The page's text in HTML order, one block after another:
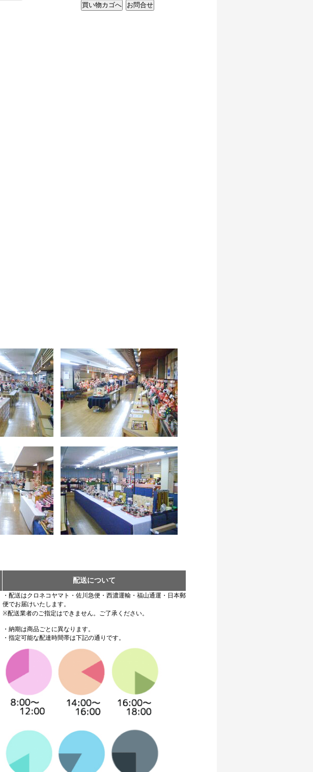
配送について
・配送はクロネコヤマト・佐川急便・西濃運輸・福山通運・日本郵
便でお届けいたします。
※配送業者のご指定はできません。ご了承ください。
・納期は商品ごとに異なります。
・指定可能な配達時間帯は下記の通りです。